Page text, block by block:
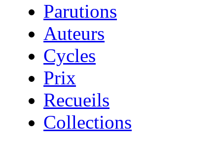
Parutions
Auteurs
Cycles
Prix
Recueils
Collections